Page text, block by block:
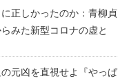
正しかったのか：青柳貞
みた新型コロナの虚と
元凶を直視せよ『やっぱ